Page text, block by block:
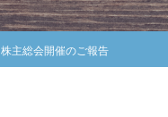
株主総会開催のご報告